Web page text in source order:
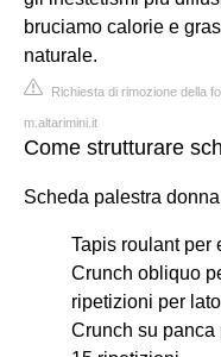
bruciamo calorie e
naturale.
Richiesta di rimozione della
m.altarimini.it
Come strutturare
Scheda palestra
Tapis roulant per
Crunch obliquo
ripetizioni per
Crunch su